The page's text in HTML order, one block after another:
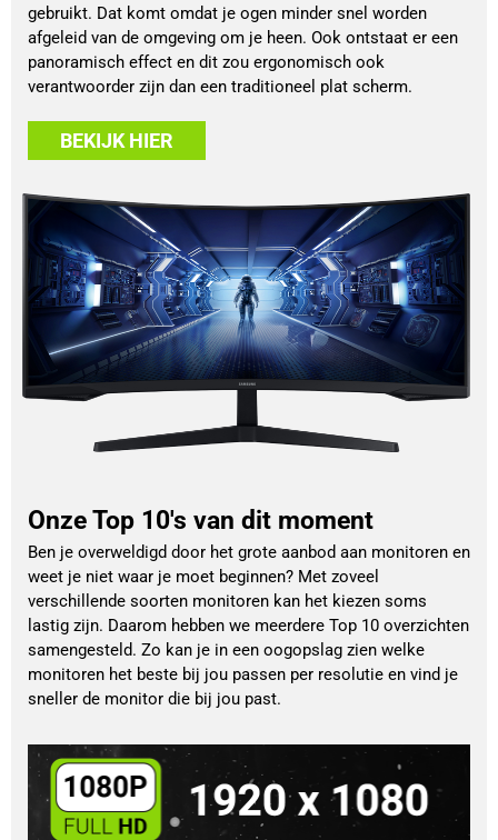
gebruikt. Dat komt omdat je ogen minder snel worden
afgeleid van de omgeving om je heen. Ook ontstaat er een
panoramisch effect en dit zou ergonomisch ook
verantwoorder zijn dan een traditioneel plat scherm.
BEKIJK HIER
Onze Top 10's van dit moment
Ben je overweldigd door het grote aanbod aan monitoren en
weet je niet waar je moet beginnen? Met zoveel
verschillende soorten monitoren kan het kiezen soms
lastig zijn. Daarom hebben we meerdere Top 10 overzichten
samengesteld. Zo kan je in een oogopslag zien welke
monitoren het beste bij jou passen per resolutie en vind je
sneller de monitor die bij jou past.